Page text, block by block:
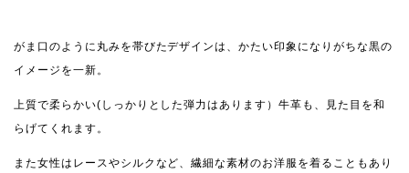
がま口のように丸みを帯びたデザインは、かたい印象になりがちな黒の
イメージを一新。
上質で柔らかい(しっかりとした弾力はあります）牛革も、見た目を和
らげてくれます。
また女性はレースやシルクなど、繊細な素材のお洋服を着ることもあり